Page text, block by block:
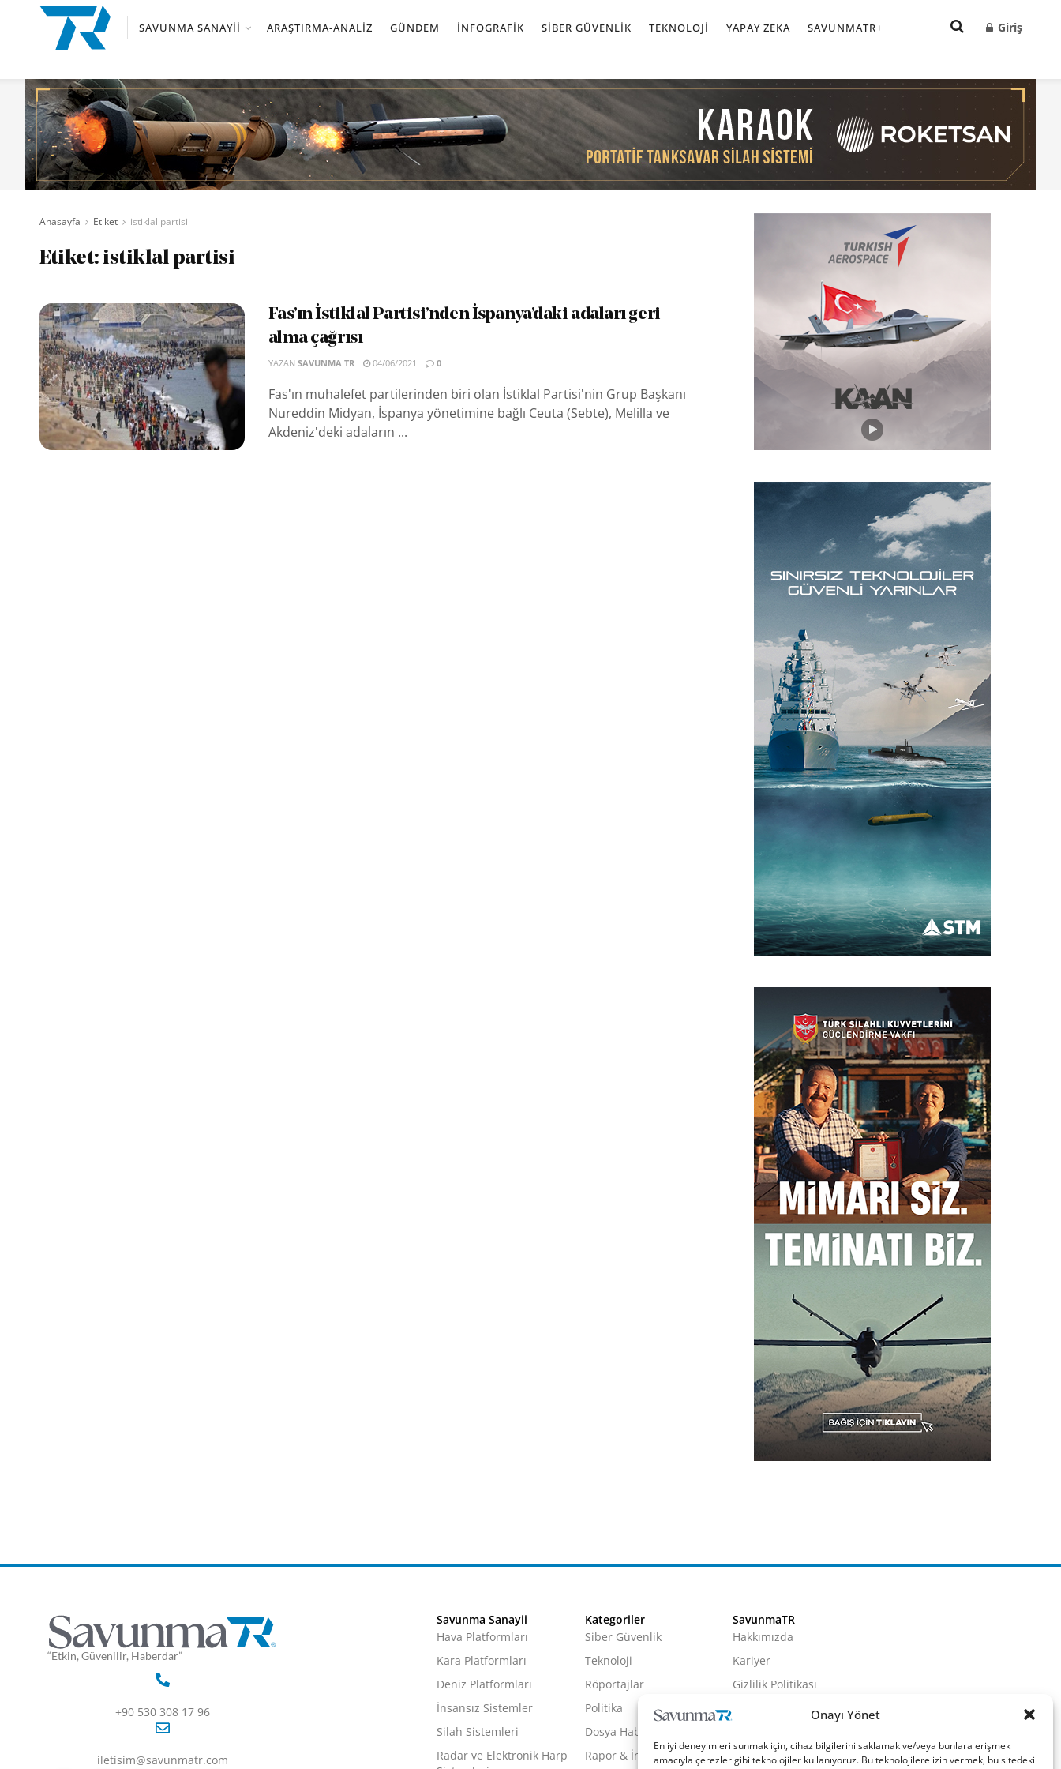
Onayı Yönet
En iyi deneyimleri sunmak için, cihaz bilgilerini saklamak ve/veya bunlara erişmek
amacıyla çerezler gibi teknolojiler kullanıyoruz. Bu teknolojilere izin vermek, bu sitedeki
SAVUNMA SANAYII ARAŞTIRMA-ANALIZ GÜNDEM İNFOGRAFIK SIBER GÜVENLIK TEKNOLOJI YAPAY ZEKA SAVUNMATR+ Giriş
Anasayfa Etiket istiklal partisi
Etiket:istiklal partisi
Fas’ın İstiklal Partisi’nden İspanya’daki adaları geri
alma çağrısı
YAZAN SAVUNMA TR 04/06/2021 0
Fas'ın muhalefet partilerinden biri olan İstiklal Partisi'nin Grup Başkanı
Nureddin Midyan, İspanya yönetimine bağlı Ceuta (Sebte), Melilla ve
Akdeniz'deki adaların ...
“Etkin, Güvenilir, Haberdar”
+90 530 308 17 96
iletisim@savunmatr.com
Savunma Sanayii
Hava Platformları
Kara Platformları
Deniz Platformları
İnsansız Sistemler
Silah Sistemleri
Radar ve Elektronik Harp
Kategoriler
Siber Güvenlik
Teknoloji
Röportajlar
Politika
Dosya Haber
Rapor & İnfografik
SavunmaTR
Hakkımızda
Kariyer
Gizlilik Politikası